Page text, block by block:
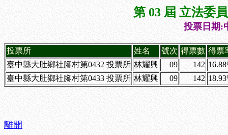
第 03 屆 立法委
投票日期:
投票所 姓名 號次 得票數 得票
臺中縣大肚鄉社腳村第0432 投票所 林耀興 09 142
臺中縣大肚鄉社腳村第0433 投票所 林耀興 09 142
離開